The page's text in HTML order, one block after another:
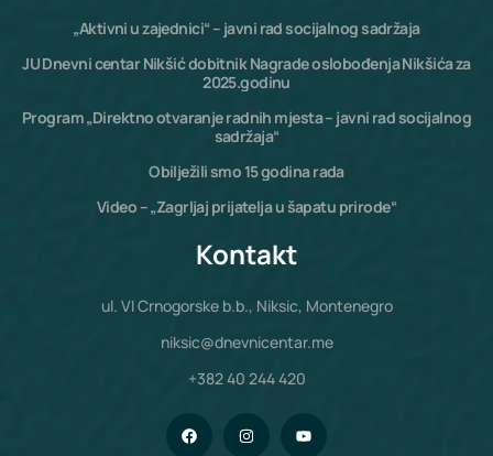
„Aktivni u zajednici“ – javni rad socijalnog sadržaja
JU Dnevni centar Nikšić dobitnik Nagrade oslobođenja Nikšića za
2025.godinu
Program „Direktno otvaranje radnih mjesta – javni rad socijalnog
sadržaja“
Obilježili smo 15 godina rada
Video – „Zagrljaj prijatelja u šapatu prirode“
Kontakt
ul. VI Crnogorske b.b., Niksic, Montenegro
niksic@dnevnicentar.me
+382 40 244 420